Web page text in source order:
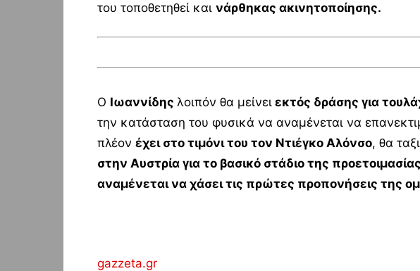
του τοποθετηθεί και νάρθηκας ακινητοποίησης.
Ο Ιωαννίδης λοιπόν θα μείνει εκτός δράσης για
την κατάσταση του φυσικά να αναμένεται να
πλέον έχει στο τιμόνι του τον Ντιέγκο Αλόνσο, θα
στην Αυστρία για το βασικό στάδιο της προετοιμασίας
αναμένεται να χάσει τις πρώτες προπονήσεις της
gazzeta.gr